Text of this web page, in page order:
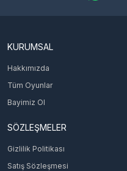
KURUMSAL
Hakkımızda
Tüm Oyunlar
Bayimiz Ol
SÖZLEŞMELER
Gizlilik Politikası
Satış Sözleşmesi